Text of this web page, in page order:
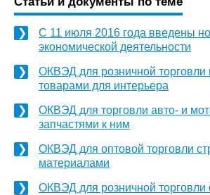
С 11 июля 2016 года введены
экономической деятельности
ОКВЭД для розничной торговли
товарами для интерьера
ОКВЭД для торговли авто- и
запчастями к ним
ОКВЭД для оптовой торговли
материалами
ОКВЭД для розничной торговли